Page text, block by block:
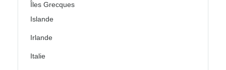
Îles Grecques
Islande
Irlande
Italie